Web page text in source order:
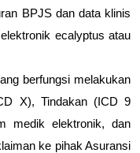
BPJS dan data klinis
ecalyptus atau
berfungsi melakukan
X), Tindakan (ICD 9
medik elektronik, dan
ke pihak Asuransi